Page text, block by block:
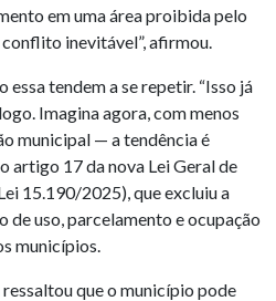
em uma área proibida pelo
inevitável”, afirmou.
essa tendem a se repetir. “Isso já
Imagina agora, com menos
municipal — a tendência é
artigo 17 da nova Lei Geral de
15.190/2025), que excluiu a
uso, parcelamento e ocupação
municípios.
que o município pode